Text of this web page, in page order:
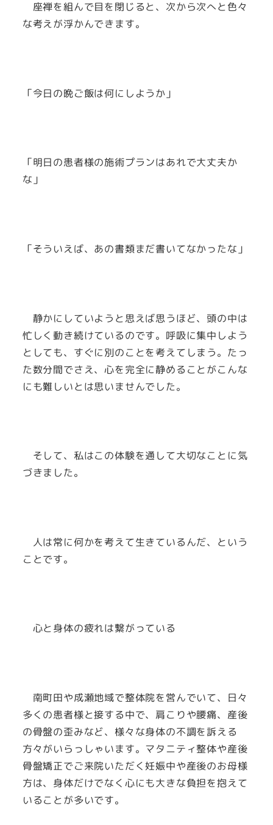
座禅を組んで目を閉じると、次から次へと色々
な考えが浮かんできます。
「今日の晩ご飯は何にしようか」
「明日の患者様の施術プランはあれで大丈夫か
な」
「そういえば、あの書類まだ書いてなかったな」
静かにしていようと思えば思うほど、頭の中は
忙しく動き続けているのです。呼吸に集中しよう
としても、すぐに別のことを考えてしまう。たっ
た数分間でさえ、心を完全に静めることがこんな
にも難しいとは思いませんでした。
そして、私はこの体験を通して大切なことに気
づきました。
人は常に何かを考えて生きているんだ、という
ことです。
心と身体の疲れは繋がっている
南町田や成瀬地域で整体院を営んでいて、日々
多くの患者様と接する中で、肩こりや腰痛、産後
の骨盤の歪みなど、様々な身体の不調を訴える
方々がいらっしゃいます。マタニティ整体や産後
骨盤矯正でご来院いただく妊娠中や産後のお母様
方は、身体だけでなく心にも大きな負担を抱えて
いることが多いです。